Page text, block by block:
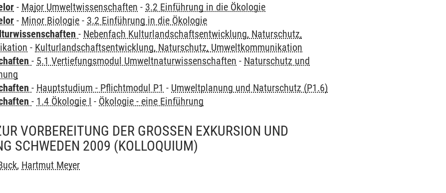
- Major Umweltwissenschaften - 3.2 Einführung in die Ökologie
- Minor Biologie - 3.2 Einführung in die Ökologie
- Nebenfach Kulturlandschaftsentwicklung, Naturschutz,
- Kulturlandschaftsentwicklung, Naturschutz, Umweltkommunikation
- 5.1 Vertiefungsmodul Umweltnaturwissenschaften - Naturschutz und
- Hauptstudium - Pflichtmodul P1 - Umweltplanung und Naturschutz (P1.6)
- 1.4 Ökologie I - Ökologie - eine Einführung
VORBEREITUNG DER GROSSEN EXKURSION UND F
SCHWEDEN 2009
(KOLLOQUIUM)
, Hartmut Meyer